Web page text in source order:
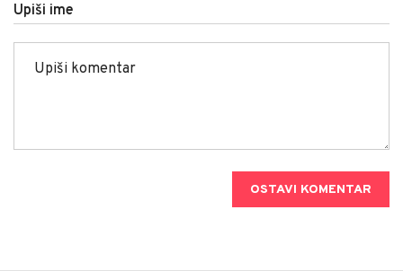
Upiši ime
OSTAVI KOMENTAR